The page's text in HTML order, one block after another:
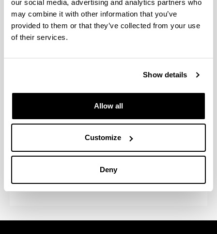
our social media, advertising and analytics partners who
may combine it with other information that you’ve
provided to them or that they’ve collected from your use
of their services.
Show details
Allow all
Customize
Deny
Lituania, Norvegia, Polonia, Portugal, Errumania,
Suitza, Turkia, etab.
UPV/EHU-AL, Latinoamerikako
unibertsitateetara joateko, hala nola Argentina,
Beste Norakoak Programa, egonaldiak egiteko
AEB, Errusia, Kanada, Australia, Zeelanda
unibertsitatetan.
Nazioarteko mugikortasun programa guztietan,
norako unibertsitatearen berezko hizkuntzak
ikasteko aukera izango duzu. Batzuetan, dagokion
norakoak, baldintzak eta laguntzak